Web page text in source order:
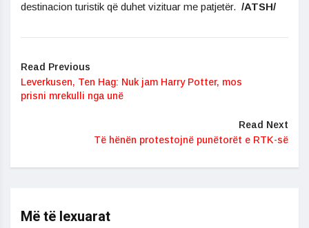
destinacion turistik që duhet vizituar me patjetër. /ATSH/
Read Previous
Leverkusen, Ten Hag: Nuk jam Harry Potter, mos
prisni mrekulli nga unë
Read Next
Të hënën protestojnë punëtorët e RTK-së
Më të lexuarat